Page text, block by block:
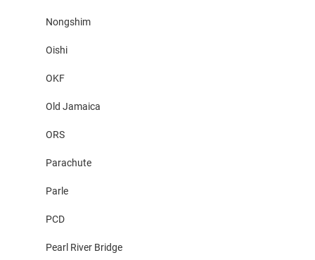
Nongshim
Oishi
OKF
Old Jamaica
ORS
Parachute
Parle
PCD
Pearl River Bridge